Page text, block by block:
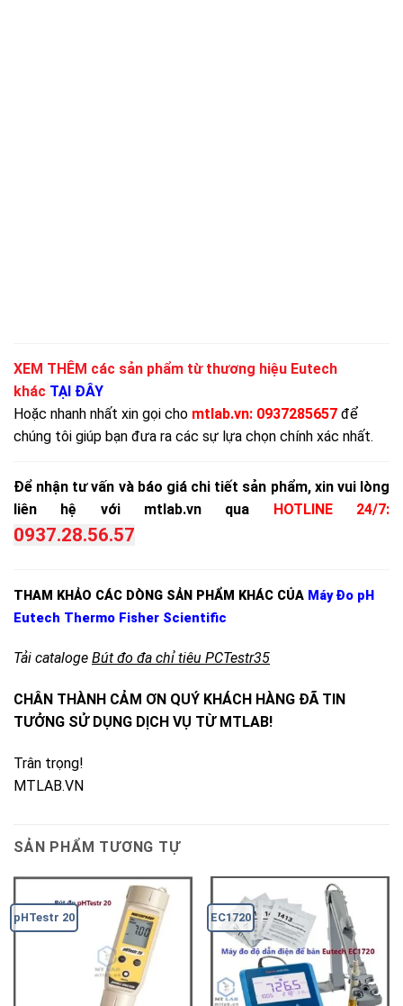
XEM THÊM các sản phẩm từ thương hiệu Eutech
khác TẠI ĐÂY
Hoặc nhanh nhất xin gọi cho mtlab.vn: 0937285657 để
chúng tôi giúp bạn đưa ra các sự lựa chọn chính xác nhất.
Để nhận tư vấn và báo giá chi tiết sản phẩm, xin vui lòng
liên hệ với mtlab.vn qua HOTLINE 24/7:
0937.28.56.57
THAM KHẢO CÁC DÒNG SẢN PHẨM KHÁC CỦA Máy Đo pH
Eutech Thermo Fisher Scientific
Tải cataloge Bút đo đa chỉ tiêu PCTestr35
CHÂN THÀNH CẢM ƠN QUÝ KHÁCH HÀNG ĐÃ TIN
TƯỞNG SỬ DỤNG DỊCH VỤ TỪ MTLAB!
Trân trọng!
MTLAB.VN
SẢN PHẨM TƯƠNG TỰ
pHTestr 20 EC1720